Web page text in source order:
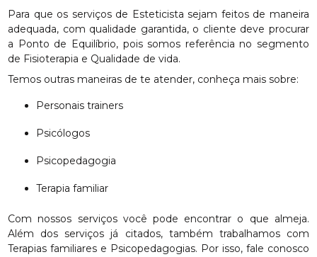
Para que os serviços de Esteticista sejam feitos de maneira
adequada, com qualidade garantida, o cliente deve procurar
a Ponto de Equilíbrio, pois somos referência no segmento
de Fisioterapia e Qualidade de vida.
Temos outras maneiras de te atender, conheça mais sobre:
Personais trainers
Psicólogos
Psicopedagogia
Terapia familiar
Com nossos serviços você pode encontrar o que almeja.
Além dos serviços já citados, também trabalhamos com
Terapias familiares e Psicopedagogias. Por isso, fale conosco